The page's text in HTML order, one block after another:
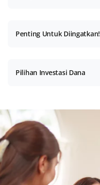
Penting Untuk Diingatkan!
Pilihan Investasi Dana